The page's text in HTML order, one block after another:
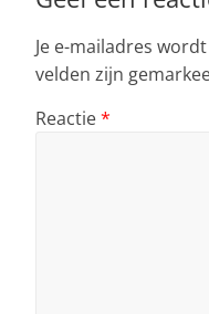
Je e-mailadres
velden zijn
Reactie*